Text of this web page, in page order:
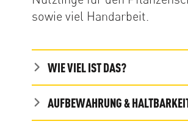
sowie viel Handarbeit.
WIE VIEL IST DAS?
AUFBEWAHRUNG &